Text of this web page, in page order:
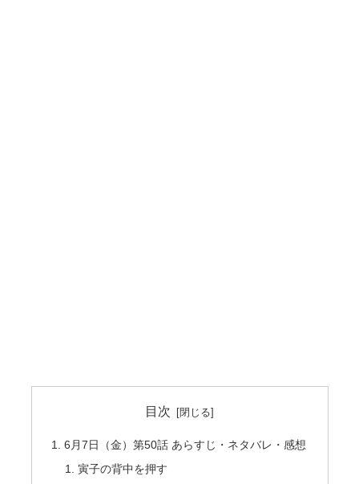
目次
6月7日（金）第50話 あらすじ・ネタバレ・感想
寅子の背中を押す